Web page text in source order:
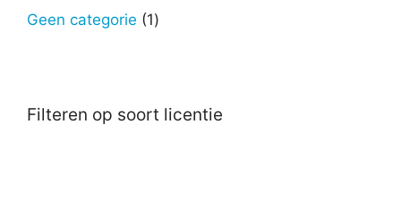
producten
Geen categorie 11
Filteren op soort licentie